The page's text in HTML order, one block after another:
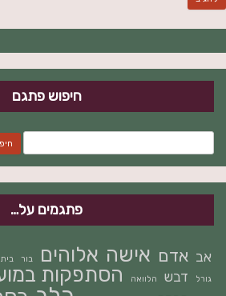
חיפוש פתגם
פתגמים על…
אב אדם אישה אלוהים בור בית
גורל
דבש הלוואה הסתפקות